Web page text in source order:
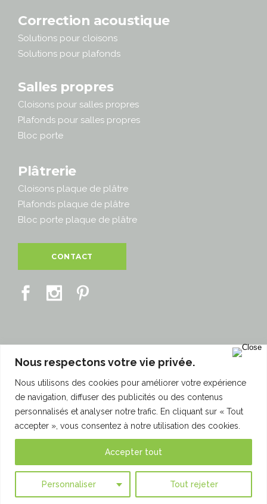
Nous respectons votre vie privée.
Nous utilisons des cookies pour améliorer votre expérience
de navigation, diffuser des publicités ou des contenus
personnalisés et analyser notre trafic. En cliquant sur « Tout
accepter », vous consentez à notre utilisation des cookies.
Personnaliser Tout rejeter
Accepter tout
Correction acoustique
Solutions pour cloisons
Solutions pour plafonds
Salles propres
Cloisons pour salles propres
Plafonds pour salles propres
Bloc porte
Plâtrerie
Cloisons plaque de plâtre
Plafonds plaque de plâtre
Bloc porte plaque de plâtre
CONTACT
94500 Champigny-sur-Marne
© 2018 - Interpose - Tous droits réservés.
Actualités/Plan du site/Mentions Légales
Recrutement/Politique de confidentialité (RGPD)